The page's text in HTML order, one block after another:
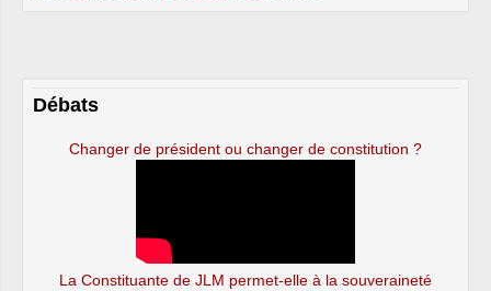
Débats
Changer de président ou changer de constitution ?
La Constituante de JLM permet-elle à la souveraineté